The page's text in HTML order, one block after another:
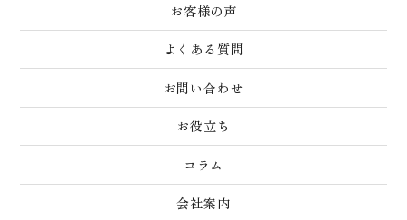
お客様の声
よくある質問
お問い合わせ
お役立ち
コラム
会社案内